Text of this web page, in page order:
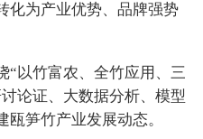
化为产业优势、品牌强势
“以竹富农、全竹应用、三
论证、大数据分析、模型
笋竹产业发展动态。